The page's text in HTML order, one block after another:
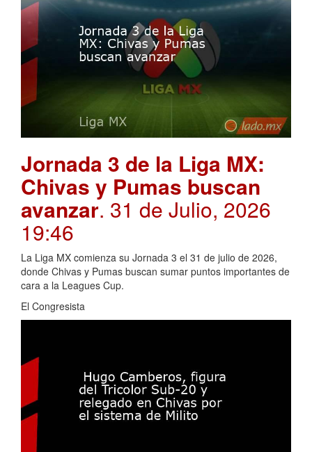
Jornada 3 de la Liga MX:
Chivas y Pumas buscan
avanzar. 31 de Julio, 2026
19:46
La Liga MX comienza su Jornada 3 el 31 de julio de 2026,
donde Chivas y Pumas buscan sumar puntos importantes de
cara a la Leagues Cup.
El Congresista